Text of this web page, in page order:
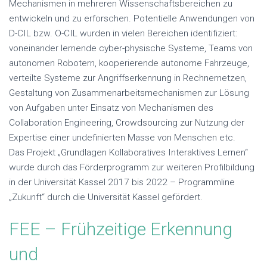
Mechanismen in mehreren Wissenschaftsbereichen zu
entwickeln und zu erforschen. Potentielle Anwendungen von
D-CIL bzw. O-CIL wurden in vielen Bereichen identifiziert:
voneinander lernende cyber-physische Systeme, Teams von
autonomen Robotern, kooperierende autonome Fahrzeuge,
verteilte Systeme zur Angriffserkennung in Rechnernetzen,
Gestaltung von Zusammenarbeitsmechanismen zur Lösung
von Aufgaben unter Einsatz von Mechanismen des
Collaboration Engineering, Crowdsourcing zur Nutzung der
Expertise einer undefinierten Masse von Menschen etc.
Das Projekt „Grundlagen Kollaboratives Interaktives Lernen“
wurde durch das Förderprogramm zur weiteren Profilbildung
in der Universität Kassel 2017 bis 2022 – Programmline
„Zukunft“ durch die Universität Kassel gefördert.
FEE – Frühzeitige Erkennung
und